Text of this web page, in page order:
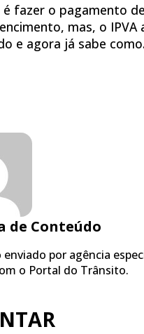
é fazer o pagamento
mas, o
e agora já sabe como.
de Conteúdo
por agência
o Portal do Trânsito.